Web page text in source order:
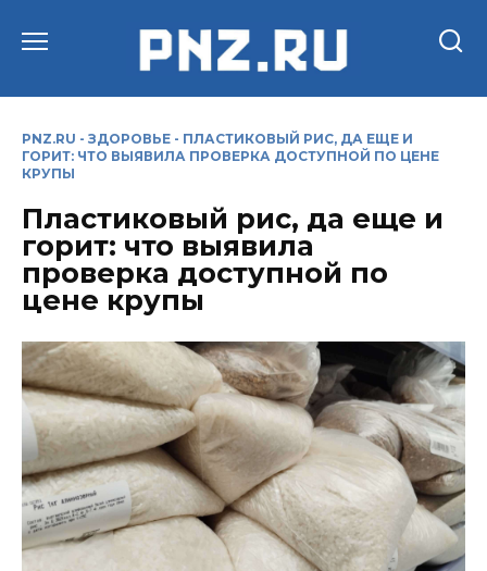
PNZ.RU - ЗДОРОВЬЕ - ПЛАСТИКОВЫЙ РИС, ДА ЕЩЕ И
ГОРИТ: ЧТО ВЫЯВИЛА ПРОВЕРКА ДОСТУПНОЙ ПО ЦЕНЕ
КРУПЫ
Пластиковый рис, да еще и
горит: что выявила
проверка доступной по
цене крупы